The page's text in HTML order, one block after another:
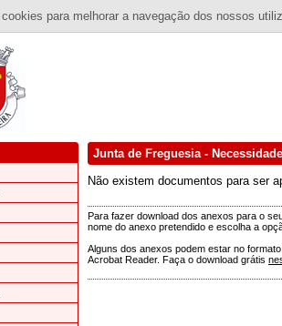
para melhorar a navegação dos nossos
Junta de Freguesia -
Não existem documentos para ser
Para fazer download dos anexos para o
nome do anexo pretendido e escolha a
Alguns dos anexos podem estar no
Acrobat Reader. Faça o download grátis